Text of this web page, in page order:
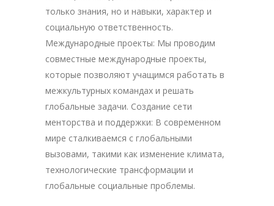
только знания, но и навыки, характер и
социальную ответственность.
Международные проекты: Мы проводим
совместные международные проекты,
которые позволяют учащимся работать в
межкультурных командах и решать
глобальные задачи. Создание сети
менторства и поддержки: В современном
мире сталкиваемся с глобальными
вызовами, такими как изменение климата,
технологические трансформации и
глобальные социальные проблемы.